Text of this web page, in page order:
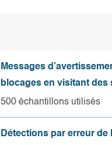
Messages
blocages en visitant des
500 échantillons utilisés
Détections par erreur